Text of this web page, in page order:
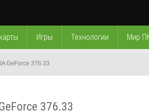
Игры Технологии Мир
GeForce 376.33
376.33